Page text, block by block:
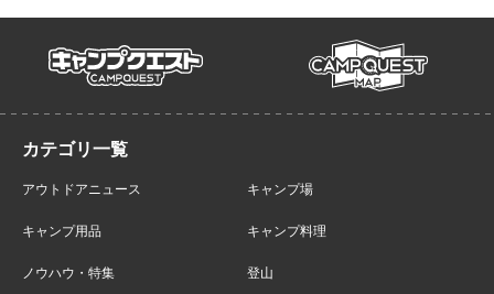
campquest campmap
アウトドアニュース キャンプ場
キャンプ用品 キャンプ料理
ノウハウ・特集 登山